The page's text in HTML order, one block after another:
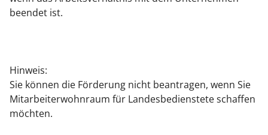
beendet ist.
Hinweis:
Sie können die Förderung nicht beantragen, wenn Sie
Mitarbeiterwohnraum für Landesbedienstete schaffen
möchten.